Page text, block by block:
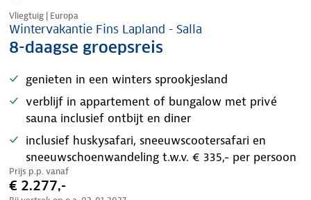
Vliegtuig | Europa
Wintervakantie Fins Lapland - Salla
8-daagse groepsreis
genieten in een winters sprookjesland
verblijf in appartement of bungalow met privé
sauna inclusief ontbijt en diner
inclusief huskysafari, sneeuwscootersafari en
sneeuwschoenwandeling t.w.v. € 335,- per persoon
Prijs p.p. vanaf
€ 2.277,-